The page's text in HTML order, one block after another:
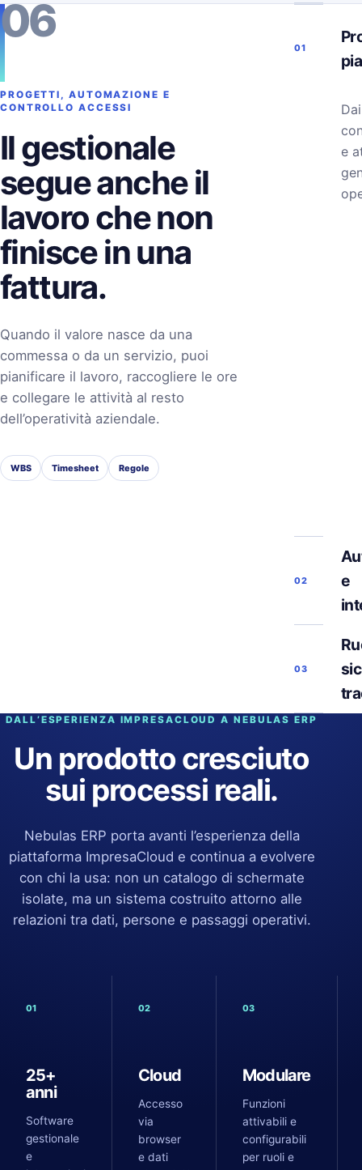
06
PROGETTI, AUTOMAZIONE E
CONTROLLO ACCESSI
Il gestionale
segue anche il
lavoro che non
finisce in una
fattura.
Quando il valore nasce da una
commessa o da un servizio, puoi
pianificare il lavoro, raccogliere le ore
e collegare le attività al resto
dell’operatività aziendale.
WBS Timesheet Regole
01
e
02
e
03
DALL’ESPERIENZA IMPRESACLOUD A NEBULAS ERP
Un prodotto cresciuto
sui processi reali.
Nebulas ERP porta avanti l’esperienza della
piattaforma ImpresaCloud e continua a evolvere
con chi la usa: non un catalogo di schermate
isolate, ma un sistema costruito attorno alle
relazioni tra dati, persone e passaggi operativi.
01
25+
anni
Software
gestionale
e
02
Cloud
Accesso
via
browser
e dati
03
Modulare
Funzioni
attivabili e
configurabili
per ruoli e